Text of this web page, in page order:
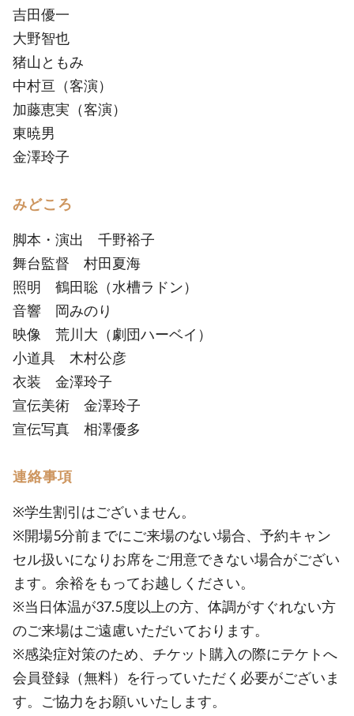
吉田優一
大野智也
猪山ともみ
中村亘（客演）
加藤恵実（客演）
東暁男
金澤玲子
みどころ
脚本・演出 千野裕子
舞台監督 村田夏海
照明 鶴田聡（水槽ラドン）
音響 岡みのり
映像 荒川大（劇団ハーベイ）
小道具 木村公彦
衣装 金澤玲子
宣伝美術 金澤玲子
宣伝写真 相澤優多
連絡事項
※学生割引はございません。
※開場5分前までにご来場のない場合、予約キャン
セル扱いになりお席をご用意できない場合がござい
ます。余裕をもってお越しください。
※当日体温が37.5度以上の方、体調がすぐれない方
のご来場はご遠慮いただいております。
※感染症対策のため、チケット購入の際にテケトへ
会員登録（無料）を行っていただく必要がございま
す。ご協力をお願いいたします。